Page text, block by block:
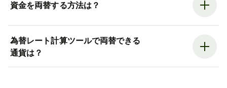
資金を両替する方法は？
為替レート計算ツールで両替できる
通貨は？